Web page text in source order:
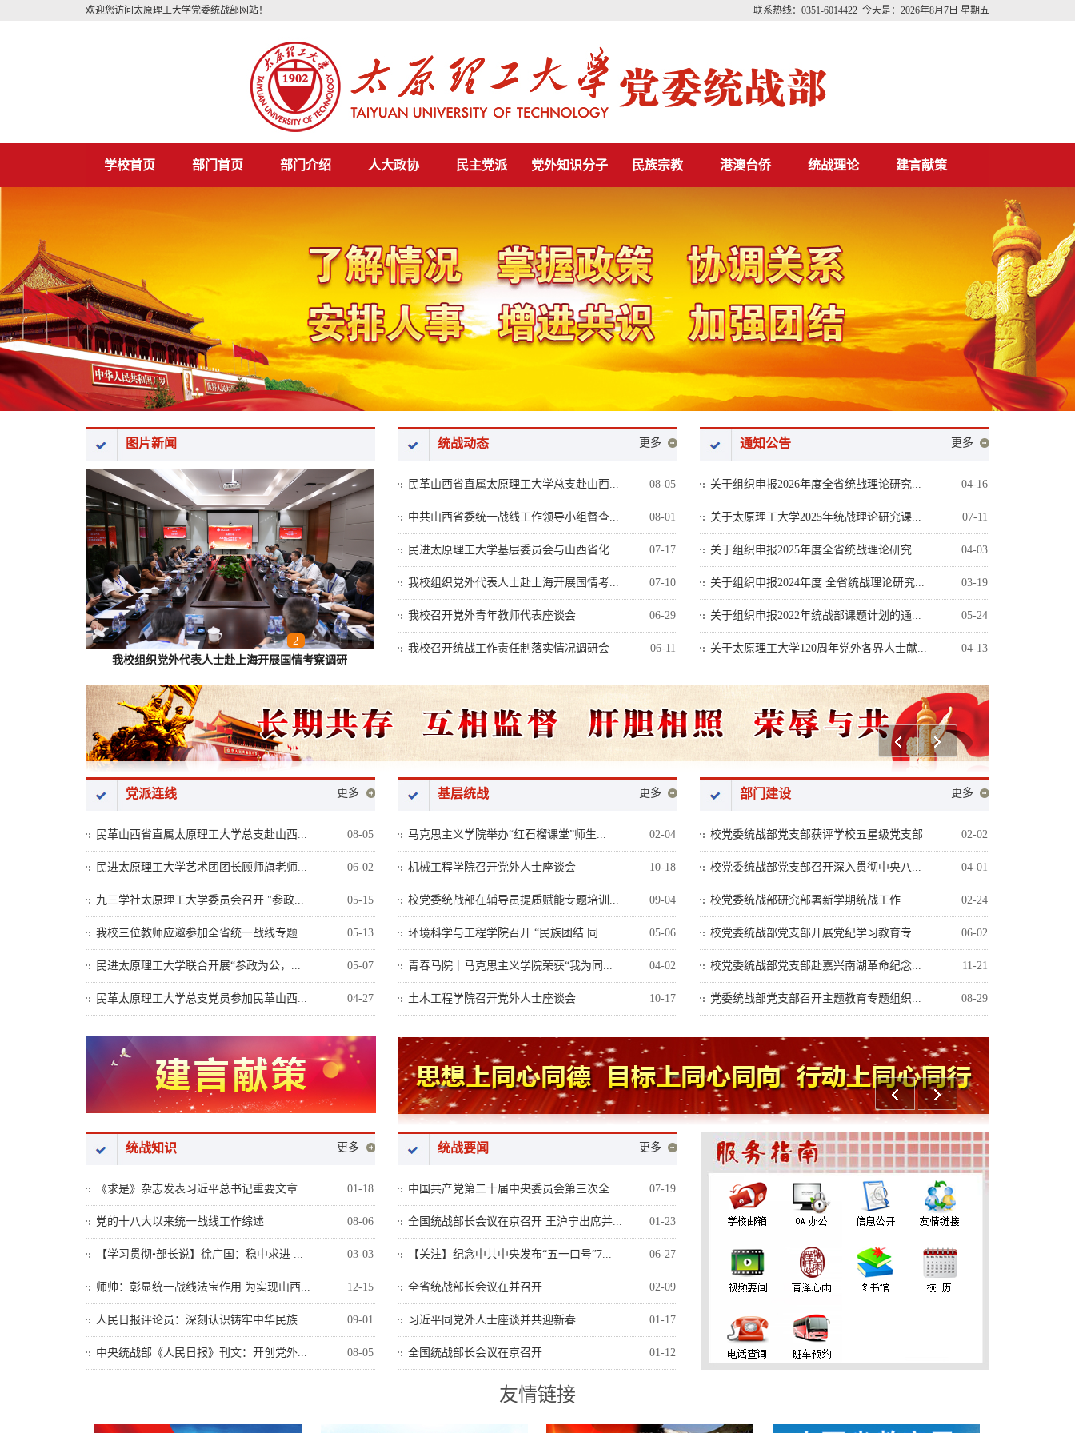
欢迎您访问太原理工大学党委统战部网站！ 联系热线：0351-6014422 今天是： 2026年8月7日 星期五
学校首页 部门首页 部门介绍 人大政协 民主党派 党外知识分子 民族宗教 港澳台侨 统战理论 建言献策
图片新闻
1 2 3 4 5
我校组织党外代表人士赴上海开展国情考察调研
统战动态 更多
民革山西省直属太原理工大学总支赴山西... 08-05
中共山西省委统一战线工作领导小组督查... 08-01
民进太原理工大学基层委员会与山西省化... 07-17
我校组织党外代表人士赴上海开展国情考... 07-10
我校召开党外青年教师代表座谈会 06-29
我校召开统战工作责任制落实情况调研会 06-11
通知公告 更多
关于组织申报2026年度全省统战理论研究... 04-16
关于太原理工大学2025年统战理论研究课... 07-11
关于组织申报2025年度全省统战理论研究... 04-03
关于组织申报2024年度 全省统战理论研究... 03-19
关于组织申报2022年统战部课题计划的通... 05-24
关于太原理工大学120周年党外各界人士献... 04-13
上一个 下一个
党派连线 更多
民革山西省直属太原理工大学总支赴山西... 08-05
民进太原理工大学艺术团团长顾师旗老师... 06-02
九三学社太原理工大学委员会召开 "参政... 05-15
我校三位教师应邀参加全省统一战线专题... 05-13
民进太原理工大学联合开展“参政为公，... 05-07
民革太原理工大学总支党员参加民革山西... 04-27
基层统战 更多
马克思主义学院举办“红石榴课堂”师生... 02-04
机械工程学院召开党外人士座谈会 10-18
校党委统战部在辅导员提质赋能专题培训... 09-04
环境科学与工程学院召开 “民族团结 同... 05-06
青春马院｜马克思主义学院荣获“我为同... 04-02
土木工程学院召开党外人士座谈会 10-17
部门建设 更多
校党委统战部党支部获评学校五星级党支部 02-02
校党委统战部党支部召开深入贯彻中央八... 04-01
校党委统战部研究部署新学期统战工作 02-24
校党委统战部党支部开展党纪学习教育专... 06-02
校党委统战部党支部赴嘉兴南湖革命纪念... 11-21
党委统战部党支部召开主题教育专题组织... 08-29
上一个 下一个
统战知识 更多
《求是》杂志发表习近平总书记重要文章... 01-18
党的十八大以来统一战线工作综述 08-06
【学习贯彻•部长说】徐广国：稳中求进 ... 03-03
师帅：彰显统一战线法宝作用 为实现山西... 12-15
人民日报评论员：深刻认识铸牢中华民族... 09-01
中央统战部《人民日报》刊文：开创党外... 08-05
统战要闻 更多
中国共产党第二十届中央委员会第三次全... 07-19
全国统战部长会议在京召开 王沪宁出席并... 01-23
【关注】纪念中共中央发布“五一口号”7... 06-27
全省统战部长会议在并召开 02-09
习近平同党外人士座谈并共迎新春 01-17
全国统战部长会议在京召开 01-12
友情链接